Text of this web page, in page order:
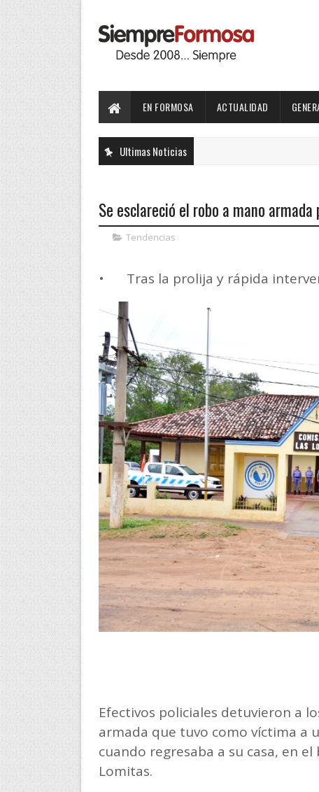
EN FORMOSA ACTUALIDAD
Ultimas Noticias
Se esclareció el robo a mano
Tendencias
• Tras la prolija y rápida
Efectivos policiales detuvieron a
armada que tuvo como víctima a
cuando regresaba a su casa, en
Lomitas.